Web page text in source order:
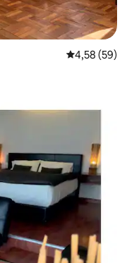
Évaluation
4,58 (59)